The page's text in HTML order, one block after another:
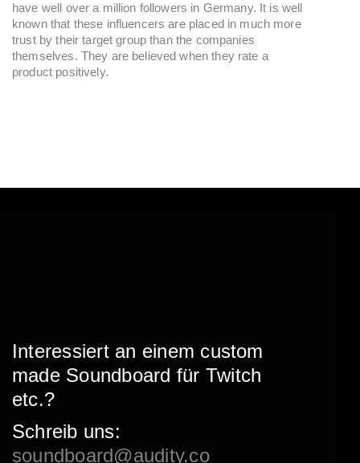
have well over a million followers in Germany. It is well
known that these influencers are placed in much more
trust by their target group than the companies
themselves. They are believed when they rate a
product positively.
Interessiert an einem custom
made Soundboard für Twitch
etc.?
Schreib uns:
soundboard@audity.co